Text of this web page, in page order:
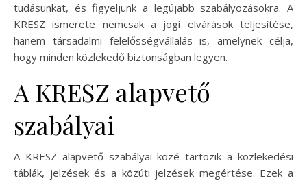
tudásunkat, és figyeljünk a legújabb szabályozásokra. A
KRESZ ismerete nemcsak a jogi elvárások teljesítése,
hanem társadalmi felelősségvállalás is, amelynek célja,
hogy minden közlekedő biztonságban legyen.
A KRESZ alapvető
szabályai
A KRESZ alapvető szabályai közé tartozik a közlekedési
táblák, jelzések és a közúti jelzések megértése. Ezek a